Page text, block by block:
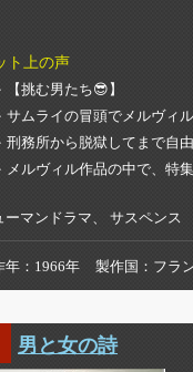
ト上の声
【挑む男たち😎】
サムライの冒頭でメルヴィ
刑務所から脱獄してまで自
メルヴィル作品の中で、特
ーマンドラマ、 サスペンス
年 1966年 製作国 フラ
男と女の詩